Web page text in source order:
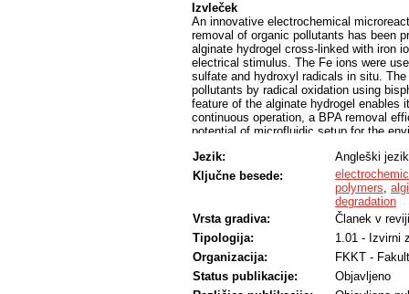
Izvleček
An innovative electrochemical
removal of organic pollutants has been
alginate hydrogel cross-linked with iron
electrical stimulus. The Fe ions were
sulfate and hydroxyl radicals in situ.
pollutants by radical oxidation using
feature of the alginate hydrogel enables
continuous operation, a BPA removal
potential of microfluidic setup for the
robust and portable design should
Due to the efficient process control
adaptability of this system to different
promising solution to the increasing
strategies for niche-oriented pollution
model was applied to simulate and
Jezik:
Angleški jezik
Ključne besede:
polymers,
degradation
Vrsta gradiva:
Članek v reviji
Tipologija:
1.01 - Izvirni
Organizacija:
FKKT -
Status publikacije:
Objavljeno